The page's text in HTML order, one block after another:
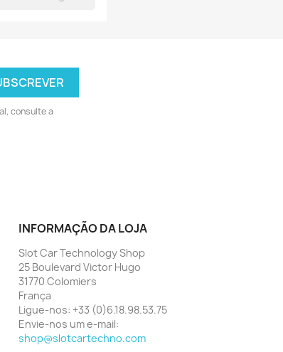
consulte a
INFORMAÇÃO DA LOJA
Slot Car Technology Shop
25 Boulevard Victor Hugo
31770 Colomiers
França
Ligue-nos: +33 (0)6.18.98.53.75
Envie-nos um e-mail:
shop@slotcartechno.com